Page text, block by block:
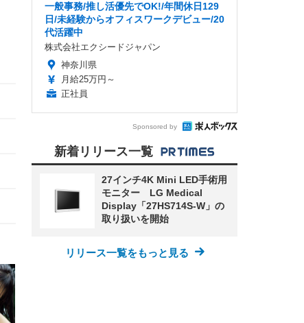
一般事務/推し活優先でOK!/年間休日129
日/未経験からオフィスワークデビュー/20
代活躍中
株式会社エクシードジャパン
神奈川県
月給25万円～
正社員
Sponsored by
新着リリース一覧
27インチ4K Mini LED手術用
モニター LG Medical
Display「27HS714S-W」の
取り扱いを開始
リリース一覧をもっと見る